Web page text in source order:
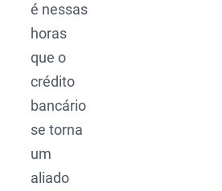
é nessas
horas
que o
crédito
bancário
se torna
um
aliado